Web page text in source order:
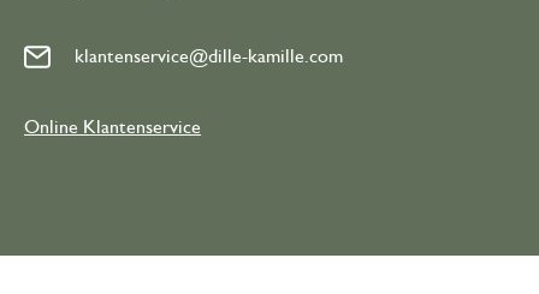
klantenservice@dille-kamille.com
Online Klantenservice